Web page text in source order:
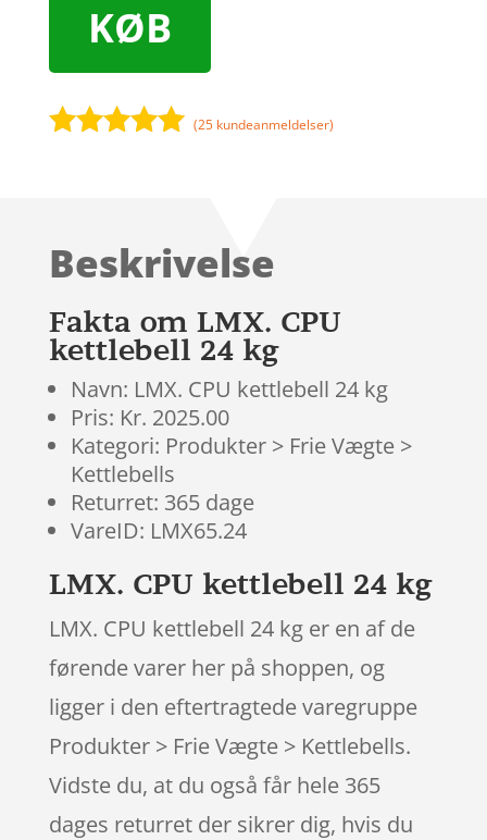
KØB
kundebedøm
(25 kundeanmeldelser)
Beskrivelse
Fakta om LMX. CPU
kettlebell 24 kg
Navn: LMX. CPU kettlebell 24 kg
Pris: Kr. 2025.00
Kategori: Produkter > Frie Vægte >
Kettlebells
Returret: 365 dage
VareID: LMX65.24
LMX. CPU kettlebell 24 kg
LMX. CPU kettlebell 24 kg er en af de
førende varer her på shoppen, og
ligger i den eftertragtede varegruppe
Produkter > Frie Vægte > Kettlebells.
Vidste du, at du også får hele 365
dages returret der sikrer dig, hvis du